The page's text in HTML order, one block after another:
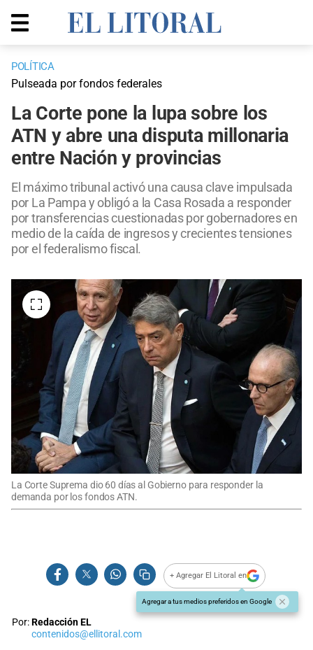
POLÍTICA
Pulseada por fondos federales
La Corte pone la lupa sobre los
ATN y abre una disputa millonaria
entre Nación y provincias
El máximo tribunal activó una causa clave impulsada
por La Pampa y obligó a la Casa Rosada a responder
por transferencias cuestionadas por gobernadores en
medio de la caída de ingresos y crecientes tensiones
por el federalismo fiscal.
La Corte Suprema dio 60 días al Gobierno para responder la
demanda por los fondos ATN.
+ Agregar El Litoral en
Agregar a tus medios preferidos en Google
Por:Redacción EL
contenidos@ellitoral.com